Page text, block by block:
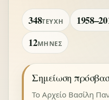
348ΤΕΎΧΗ
12ΜΉΝΕΣ
Σημείωση
Το Αρχείο Βασίλη